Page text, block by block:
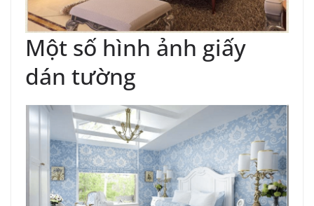
Một số hình ảnh giấy
dán tường